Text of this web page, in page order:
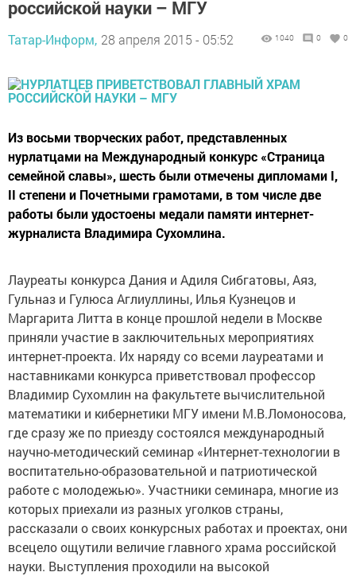
российской науки – МГУ
Татар-Информ, 28 апреля 2015 - 05:52 1040 0 0
Из восьми творческих работ, представленных
нурлатцами на Международный конкурс «Страница
семейной славы», шесть были отмечены дипломами I,
II степени и Почетными грамотами, в том числе две
работы были удостоены медали памяти интернет-
журналиста Владимира Сухомлина.
Лауреаты конкурса Дания и Адиля Сибгатовы, Аяз,
Гульназ и Гулюса Аглиуллины, Илья Кузнецов и
Маргарита Литта в конце прошлой недели в Москве
приняли участие в заключительных мероприятиях
интернет-проекта. Их наряду со всеми лауреатами и
наставниками конкурса приветствовал профессор
Владимир Сухомлин на факультете вычислительной
математики и кибернетики МГУ имени М.В.Ломоносова,
где сразу же по приезду состоялся международный
научно-методический семинар «Интернет-технологии в
воспитательно-образовательной и патриотической
работе с молодежью». Участники семинара, многие из
которых приехали из разных уголков страны,
рассказали о своих конкурсных работах и проектах, они
всецело ощутили величие главного храма российской
науки. Выступления проходили на высокой